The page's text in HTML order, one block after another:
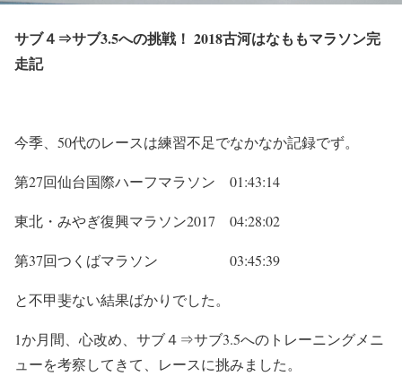
サブ４⇒サブ3.5への挑戦！ 2018古河はなももマラソン完
走記
今季、50代のレースは練習不足でなかなか記録でず。
第27回仙台国際ハーフマラソン 01:43:14
東北・みやぎ復興マラソン2017 04:28:02
第37回つくばマラソン 03:45:39
と不甲斐ない結果ばかりでした。
1か月間、心改め、サブ４⇒サブ3.5へのトレーニングメニ
ューを考察してきて、レースに挑みました。